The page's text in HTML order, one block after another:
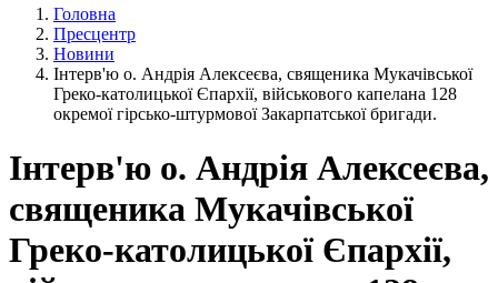
Головна
Пресцентр
Новини
Інтерв'ю о. Андрія Алексеєва, священика Мукачівської
Греко-католицької Єпархії, військового капелана 128
окремої гірсько-штурмової Закарпатської бригади.
Інтерв'ю о. Андрія Алексеєва,
священика Мукачівської
Греко-католицької Єпархії,